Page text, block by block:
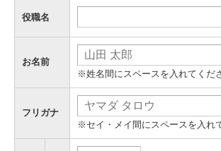
役職名
お名前
※姓名間にスペースを入れてくだ
フリガナ
※セイ・メイ間にスペースを入れ